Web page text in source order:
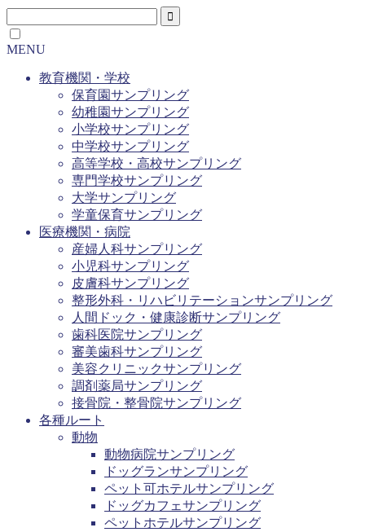
MENU
教育機関・学校
保育園サンプリング
幼稚園サンプリング
小学校サンプリング
中学校サンプリング
高等学校・高校サンプリング
専門学校サンプリング
大学サンプリング
学童保育サンプリング
医療機関・病院
産婦人科サンプリング
小児科サンプリング
皮膚科サンプリング
整形外科・リハビリテーションサンプリング
人間ドック・健康診断サンプリング
歯科医院サンプリング
審美歯科サンプリング
美容クリニックサンプリング
調剤薬局サンプリング
接骨院・整骨院サンプリング
各種ルート
動物
動物病院サンプリング
ドッグランサンプリング
ペット可ホテルサンプリング
ドッグカフェサンプリング
ペットホテルサンプリング